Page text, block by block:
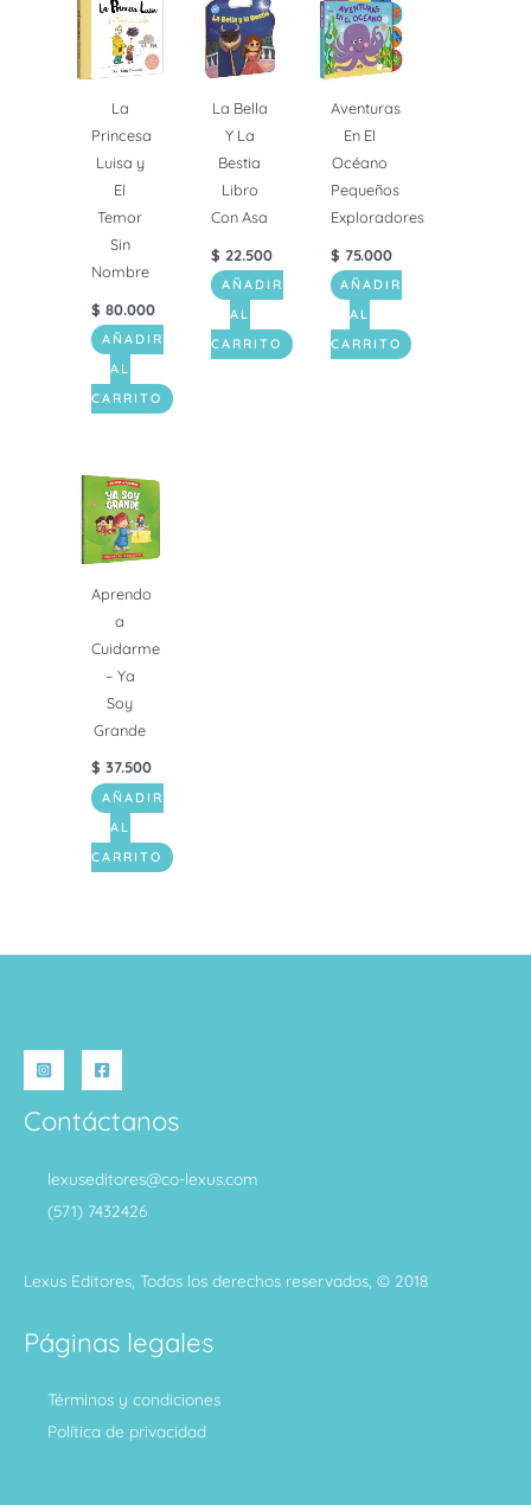
La
Princesa
Luisa y
El
Temor
Sin
Nombre
$ 80.000
AÑADIR
AL
CARRITO
La Bella
Y La
Bestia
Libro
Con Asa
$ 22.500
AÑADIR
AL
CARRITO
Aventuras
En El
Océano
Pequeños
Exploradores
$ 75.000
AÑADIR
AL
CARRITO
Aprendo
a
Cuidarme
– Ya
Soy
Grande
$ 37.500
AÑADIR
AL
CARRITO
Contáctanos
lexuseditores@co-lexus.com
(571) 7432426
Lexus Editores, Todos los derechos reservados, © 2018
Páginas legales
Términos y condiciones
Política de privacidad